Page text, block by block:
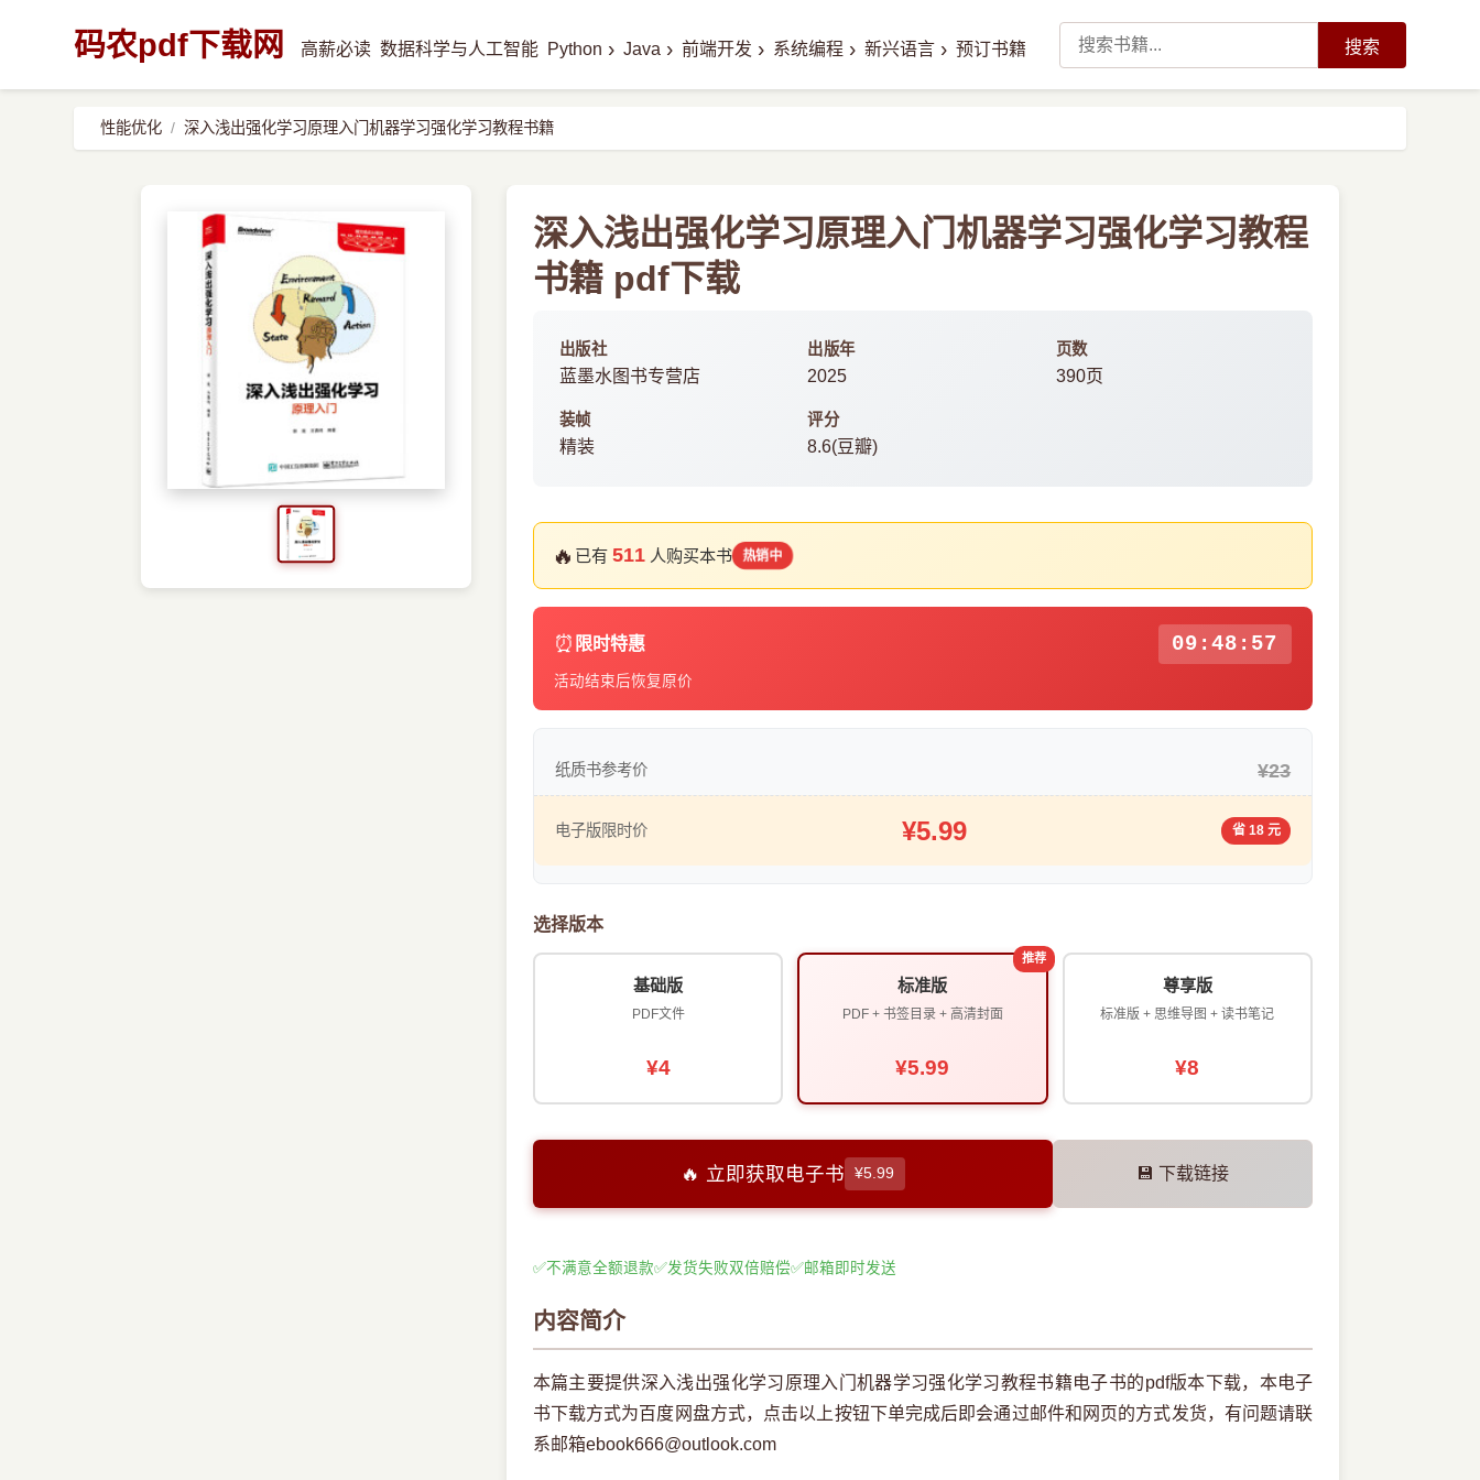
码农pdf下载网 高薪必读 数据科学与人工智能 Python › Java › 前端开发 › 系统编程 › 新兴语言 › 预订书籍 搜索
性能优化 深入浅出强化学习原理入门机器学习强化学习教程书籍
深入浅出强化学习原理入门机器学习强化学习教程
书籍 pdf下载
出版社
蓝墨水图书专营店
出版年
2025
页数
390页
装帧
精装
评分
8.6(豆瓣)
🔥 已有 511人购买本书 热销中
⏰ 限时特惠 09:48:56
活动结束后恢复原价
纸质书参考价 ¥23
电子版限时价 ¥5.99 省 18 元
选择版本
基础版
PDF文件
¥4
推荐
标准版
PDF + 书签目录 + 高清封面
¥5.99
尊享版
标准版 + 思维导图 + 读书笔记
¥8
🔥 立即获取电子书 ¥5.99 💾 下载链接
✅不满意全额退款✅发货失败双倍赔偿✅邮箱即时发送
内容简介
本篇主要提供深入浅出强化学习原理入门机器学习强化学习教程书籍电子书的pdf版本下载，本电子
书下载方式为百度网盘方式，点击以上按钮下单完成后即会通过邮件和网页的方式发货，有问题请联
系邮箱ebook666@outlook.com